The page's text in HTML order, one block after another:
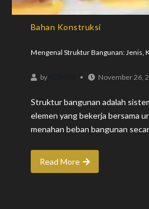
Bahan Konstruksi
Mengenal Struktur Bangunan: Jenis,
by November 26,
Struktur bangunan adalah
elemen yang bekerja bersama
menahan beban bangunan
Read More